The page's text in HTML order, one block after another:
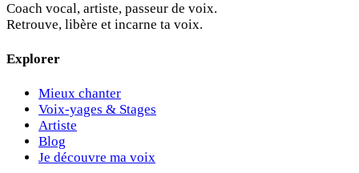
Coach vocal, artiste, passeur de voix.
Retrouve, libère et incarne ta voix.
Explorer
Mieux chanter
Voix-yages & Stages
Artiste
Blog
Je découvre ma voix